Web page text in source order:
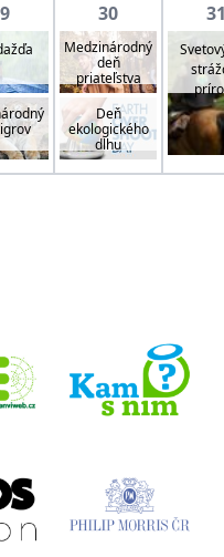
30
Medzinárodný
deň
priateľstva
Deň
ekologického
dlhu